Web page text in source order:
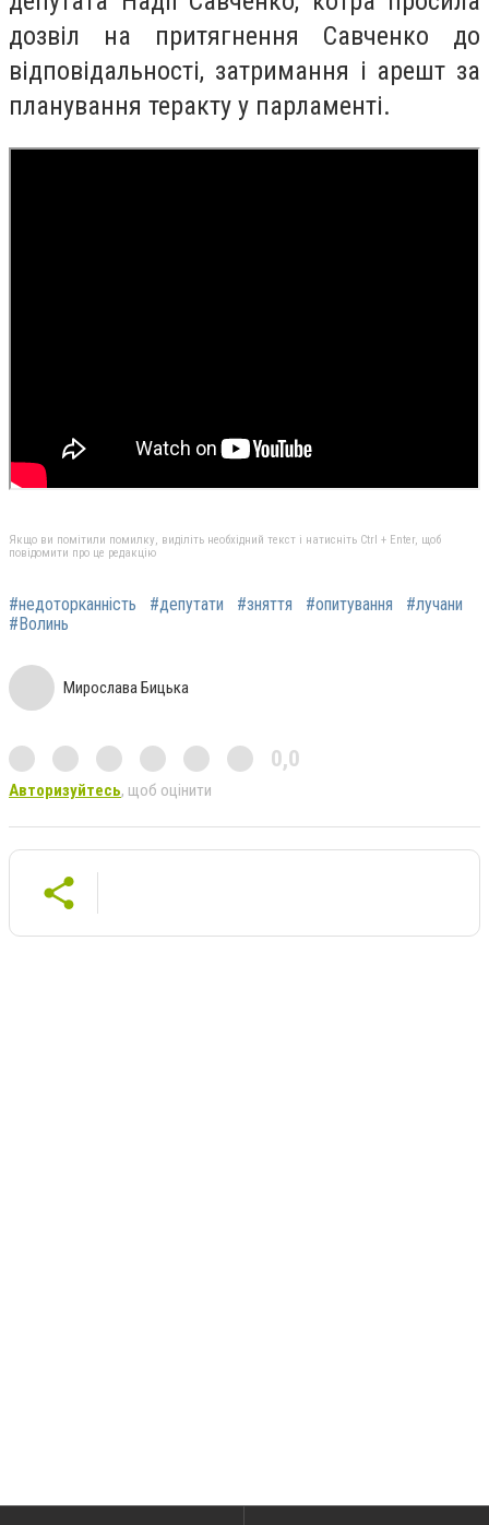
дозвіл на притягнення Савченко до
відповідальності, затримання і арешт за
планування теракту у парламенті.
Якщо ви помітили помилку, виділіть необхідний текст і натисніть Ctrl + Enter, щоб
повідомити про це редакцію
#недоторканність #депутати #зняття #опитування
#лучани
#Волинь
Мирослава Бицька
0,0
Авторизуйтесь, щоб оцінити